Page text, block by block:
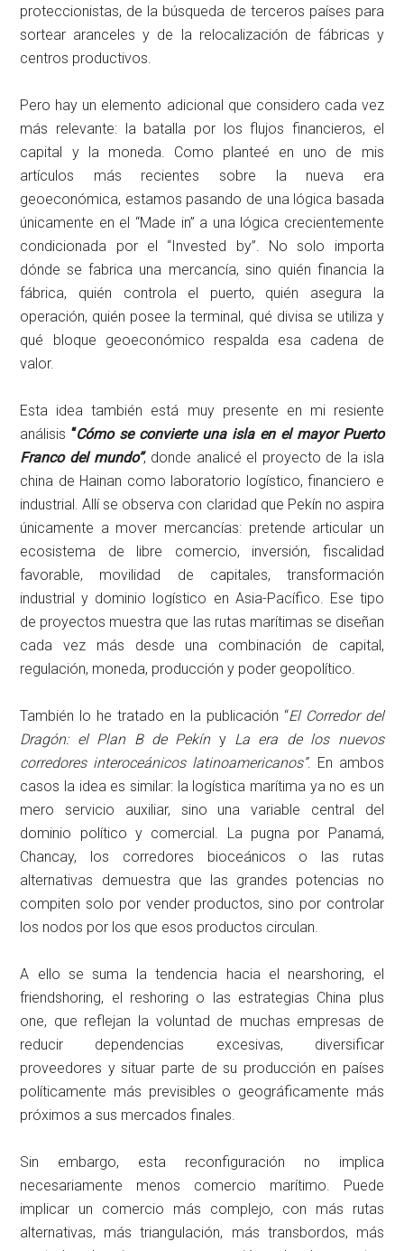
proteccionistas, de la búsqueda de terceros países para
sortear aranceles y de la relocalización de fábricas y
centros productivos.
Pero hay un elemento adicional que considero cada vez
más relevante: la batalla por los flujos financieros, el
capital y la moneda. Como planteé en uno de mis
artículos más recientes sobre la nueva era
geoeconómica, estamos pasando de una lógica basada
únicamente en el “Made in” a una lógica crecientemente
condicionada por el “Invested by”. No solo importa
dónde se fabrica una mercancía, sino quién financia la
fábrica, quién controla el puerto, quién asegura la
operación, quién posee la terminal, qué divisa se utiliza y
qué bloque geoeconómico respalda esa cadena de
valor.
Esta idea también está muy presente en mi resiente
análisis“Cómo se convierte una isla en el mayor Puerto
Franco del mundo”, donde analicé el proyecto de la isla
china de Hainan como laboratorio logístico, financiero e
industrial. Allí se observa con claridad que Pekín no aspira
únicamente a mover mercancías: pretende articular un
ecosistema de libre comercio, inversión, fiscalidad
favorable, movilidad de capitales, transformación
industrial y dominio logístico en Asia-Pacífico. Ese tipo
de proyectos muestra que las rutas marítimas se diseñan
cada vez más desde una combinación de capital,
regulación, moneda, producción y poder geopolítico.
También lo he tratado en la publicación “El Corredor del
Dragón: el Plan B de Pekíny La era de los nuevos
corredores interoceánicos latinoamericanos”. En ambos
casos la idea es similar: la logística marítima ya no es un
mero servicio auxiliar, sino una variable central del
dominio político y comercial. La pugna por Panamá,
Chancay, los corredores bioceánicos o las rutas
alternativas demuestra que las grandes potencias no
compiten solo por vender productos, sino por controlar
los nodos por los que esos productos circulan.
A ello se suma la tendencia hacia el nearshoring, el
friendshoring, el reshoring o las estrategias China plus
one, que reflejan la voluntad de muchas empresas de
reducir dependencias excesivas, diversificar
proveedores y situar parte de su producción en países
políticamente más previsibles o geográficamente más
próximos a sus mercados finales.
Sin embargo, esta reconfiguración no implica
necesariamente menos comercio marítimo. Puede
implicar un comercio más complejo, con más rutas
alternativas, más triangulación, más transbordos, más